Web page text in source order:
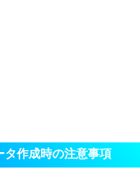
タ作成時の注意事項